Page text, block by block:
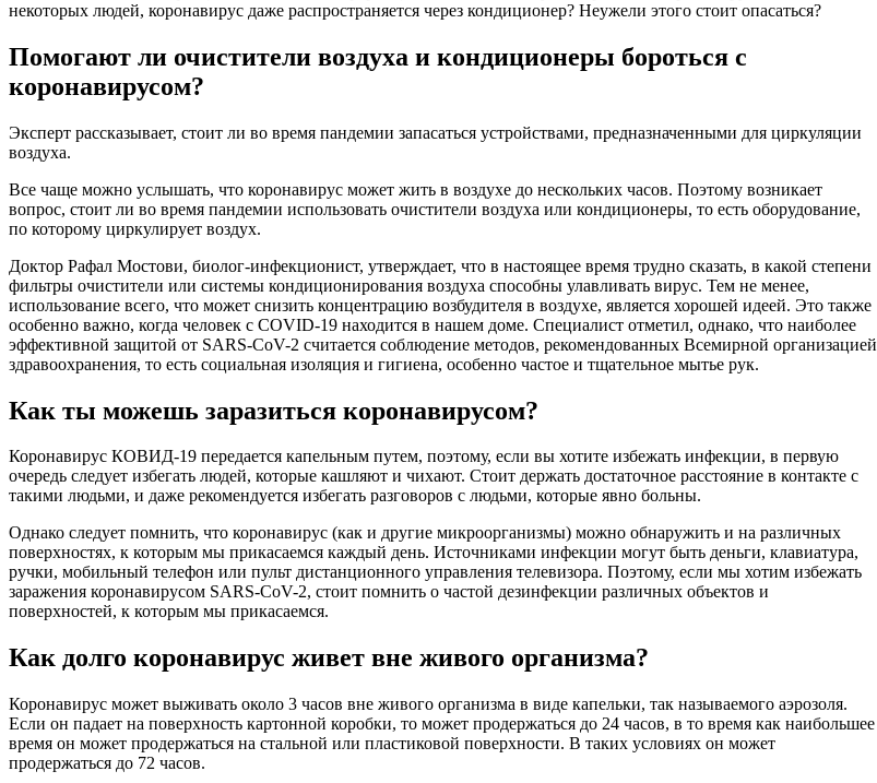
некоторых людей, коронавирус даже распространяется через кондиционер? Неужели этого стоит опасаться?
Помогают ли очистители воздуха и кондиционеры бороться с
коронавирусом?
Эксперт рассказывает, стоит ли во время пандемии запасаться устройствами, предназначенными для циркуляции
воздуха.
Все чаще можно услышать, что коронавирус может жить в воздухе до нескольких часов. Поэтому возникает
вопрос, стоит ли во время пандемии использовать очистители воздуха или кондиционеры, то есть оборудование,
по которому циркулирует воздух.
Доктор Рафал Мостови, биолог-инфекционист, утверждает, что в настоящее время трудно сказать, в какой степени
фильтры очистители или системы кондиционирования воздуха способны улавливать вирус. Тем не менее,
использование всего, что может снизить концентрацию возбудителя в воздухе, является хорошей идеей. Это также
особенно важно, когда человек с COVID-19 находится в нашем доме. Специалист отметил, однако, что наиболее
эффективной защитой от SARS-CoV-2 считается соблюдение методов, рекомендованных Всемирной организацией
здравоохранения, то есть социальная изоляция и гигиена, особенно частое и тщательное мытье рук.
Как ты можешь заразиться коронавирусом?
Коронавирус КОВИД-19 передается капельным путем, поэтому, если вы хотите избежать инфекции, в первую
очередь следует избегать людей, которые кашляют и чихают. Стоит держать достаточное расстояние в контакте с
такими людьми, и даже рекомендуется избегать разговоров с людьми, которые явно больны.
Однако следует помнить, что коронавирус (как и другие микроорганизмы) можно обнаружить и на различных
поверхностях, к которым мы прикасаемся каждый день. Источниками инфекции могут быть деньги, клавиатура,
ручки, мобильный телефон или пульт дистанционного управления телевизора. Поэтому, если мы хотим избежать
заражения коронавирусом SARS-CoV-2, стоит помнить о частой дезинфекции различных объектов и
поверхностей, к которым мы прикасаемся.
Как долго коронавирус живет вне живого организма?
Коронавирус может выживать около 3 часов вне живого организма в виде капельки, так называемого аэрозоля.
Если он падает на поверхность картонной коробки, то может продержаться до 24 часов, в то время как наибольшее
время он может продержаться на стальной или пластиковой поверхности. В таких условиях он может
продержаться до 72 часов.